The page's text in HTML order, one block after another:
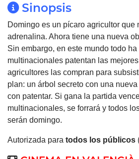
Sinopsis
Domingo es un pícaro agricultor que
adrenalina. Ahora tiene una nueva
Sin embargo, en este mundo todo
multinacionales patentan las
agricultores las compran para
plan: un árbol secreto con una
con patentar. Si gana la partida
multinacionales, se forrará y todos
serán domingo.
Autorizada para todos los públicos